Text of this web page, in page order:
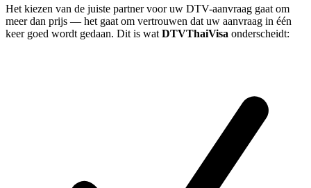
Het kiezen van de juiste partner voor uw DTV-aanvraag gaat om
meer dan prijs — het gaat om vertrouwen dat uw aanvraag in één
keer goed wordt gedaan. Dit is wat DTVThaiVisa onderscheidt: